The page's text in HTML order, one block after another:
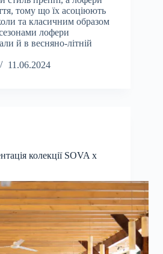
тому що їх асоціюють
та класичним образом
лофери
й в весняно-літній
11.06.2024
колекції SOVA x